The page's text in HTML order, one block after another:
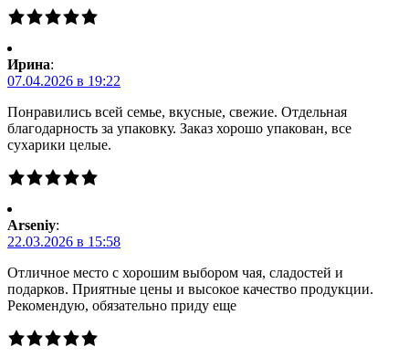
Ирина:
07.04.2026 в 19:22
Понравились всей семье, вкусные, свежие. Отдельная
благодарность за упаковку. Заказ хорошо упакован, все
сухарики целые.
Arseniy:
22.03.2026 в 15:58
Отличное место с хорошим выбором чая, сладостей и
подарков. Приятные цены и высокое качество продукции.
Рекомендую, обязательно приду еще